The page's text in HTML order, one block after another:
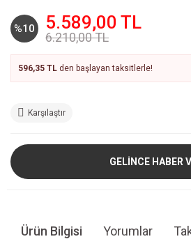
%10 5.589,00 TL
6.210,00 TL
596,35 TL den başlayan taksitlerle!
Karşılaştır
GELİNCE HABER
Ürün Bilgisi Yorumlar